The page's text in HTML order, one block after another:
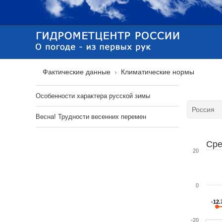
Фактические данные Климатические нормы
--
-20
0
20
Особенности характера русской зимы
Весна! Трудности весенних перемен